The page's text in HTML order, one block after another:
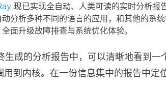
现已实现全自动、人类可读的实时分析报
分析多种不同的语言的应用，和其他的系
面升级故障排查与系统优化体验。
生成的分析报告中，可以清晰地看到一
到内核。在一份信息集中的报告中定